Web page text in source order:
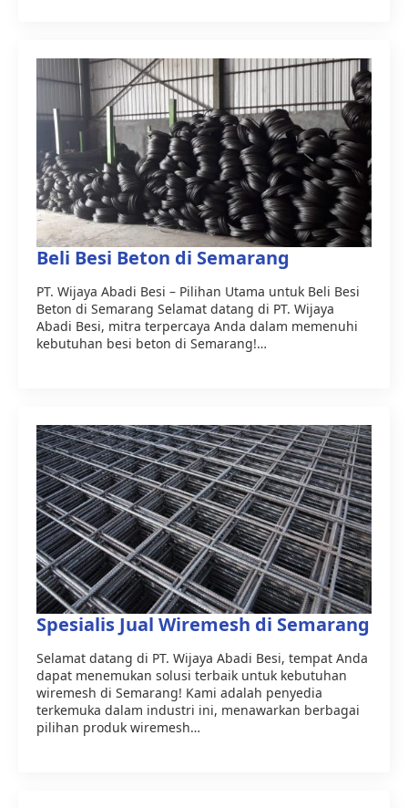
Beli Besi Beton di Semarang
PT. Wijaya Abadi Besi – Pilihan Utama untuk Beli Besi
Beton di Semarang Selamat datang di PT. Wijaya
Abadi Besi, mitra terpercaya Anda dalam memenuhi
kebutuhan besi beton di Semarang!…
Spesialis Jual Wiremesh di Semarang
Selamat datang di PT. Wijaya Abadi Besi, tempat Anda
dapat menemukan solusi terbaik untuk kebutuhan
wiremesh di Semarang! Kami adalah penyedia
terkemuka dalam industri ini, menawarkan berbagai
pilihan produk wiremesh…